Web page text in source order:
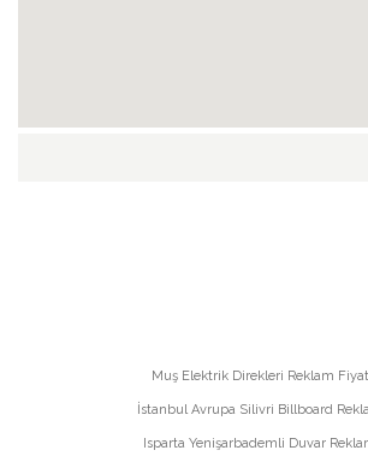
Muş Elektrik Direkleri Reklam
İstanbul Avrupa Silivri Billboard
Isparta Yenişarbademli Duvar